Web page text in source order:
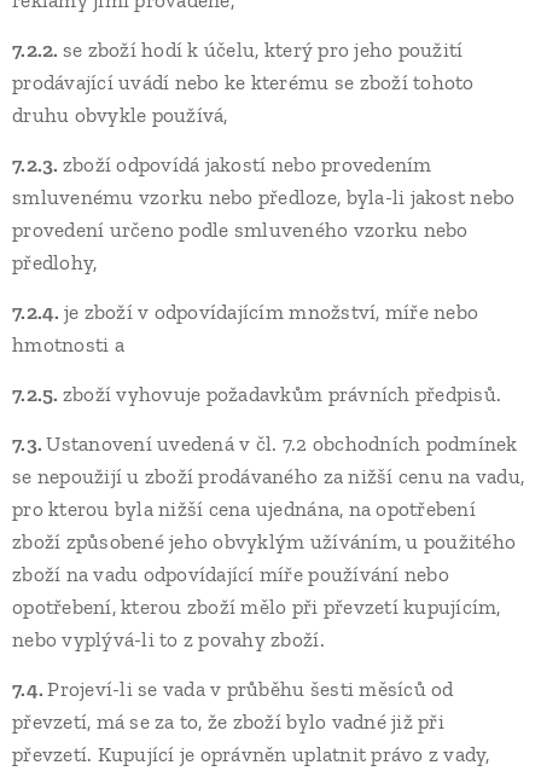
7.2.2. se zboží hodí k účelu, který pro jeho použití
prodávající uvádí nebo ke kterému se zboží tohoto
druhu obvykle používá,
7.2.3. zboží odpovídá jakostí nebo provedením
smluvenému vzorku nebo předloze, byla-li jakost nebo
provedení určeno podle smluveného vzorku nebo
předlohy,
7.2.4. je zboží v odpovídajícím množství, míře nebo
hmotnosti a
7.2.5. zboží vyhovuje požadavkům právních předpisů.
7.3.Ustanovení uvedená v čl. 7.2 obchodních podmínek
se nepoužijí u zboží prodávaného za nižší cenu na vadu,
pro kterou byla nižší cena ujednána, na opotřebení
zboží způsobené jeho obvyklým užíváním, u použitého
zboží na vadu odpovídající míře používání nebo
opotřebení, kterou zboží mělo při převzetí kupujícím,
nebo vyplývá-li to z povahy zboží.
7.4.Projeví-li se vada v průběhu šesti měsíců od
převzetí, má se za to, že zboží bylo vadné již při
převzetí. Kupující je oprávněn uplatnit právo z vady,